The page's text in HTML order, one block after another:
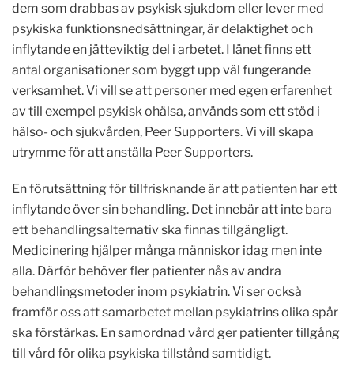
dem som drabbas av psykisk sjukdom eller lever med
psykiska funktionsnedsättningar, är delaktighet och
inflytande en jätteviktig del i arbetet. I länet finns ett
antal organisationer som byggt upp väl fungerande
verksamhet. Vi vill se att personer med egen erfarenhet
av till exempel psykisk ohälsa, används som ett stöd i
hälso- och sjukvården, Peer Supporters. Vi vill skapa
utrymme för att anställa Peer Supporters.
En förutsättning för tillfrisknande är att patienten har ett
inflytande över sin behandling. Det innebär att inte bara
ett behandlingsalternativ ska finnas tillgängligt.
Medicinering hjälper många människor idag men inte
alla. Därför behöver fler patienter nås av andra
behandlingsmetoder inom psykiatrin. Vi ser också
framför oss att samarbetet mellan psykiatrins olika spår
ska förstärkas. En samordnad vård ger patienter tillgång
till vård för olika psykiska tillstånd samtidigt.